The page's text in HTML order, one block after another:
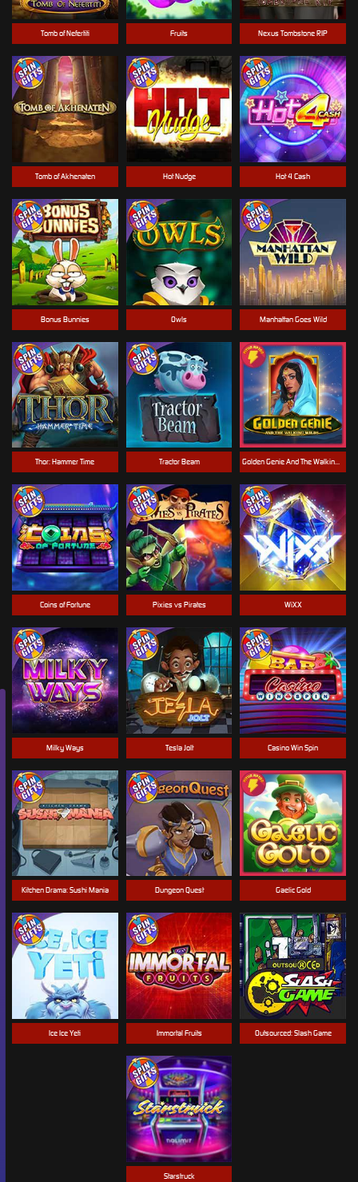
Nexus Tombstone RIP
Manhattan Goes Wild
Tractor Beam
Casino Win Spin
Hot Nudge
Starstruck
Tomb of Nefertiti
Tomb of Akhenaten
Golden Genie And The Walking Wilds
Immortal Fruits
Tesla Jolt
Dungeon Quest
Coins of Fortune WiXX
Outsourced: Slash Game
Fruits
Bonus Bunnies
Hot 4 Cash
Owls
Milky Ways
Gaelic Gold
Kitchen Drama: Sushi Mania
Pixies vs Pirates
Thor: Hammer Time
Ice Ice Yeti